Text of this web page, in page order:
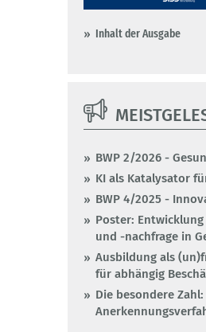
Inhalt der Ausgabe
BWP 2/2026 -
KI als Katalysator
BWP 4/2025 -
Poster:
und -nachfrage in
Ausbildung als
für abhängig
Die besondere